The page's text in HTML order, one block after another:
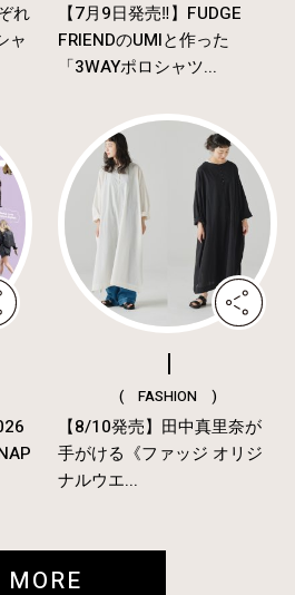
れ
ャ
【7月9日発売‼︎】FUDGE
FRIENDのUMIと作った
「3WAYポロシャツ...
( FASHION )
【8/10発売】田中真里奈が
手がける《ファッジ オリジ
ナルウエ...
MORE